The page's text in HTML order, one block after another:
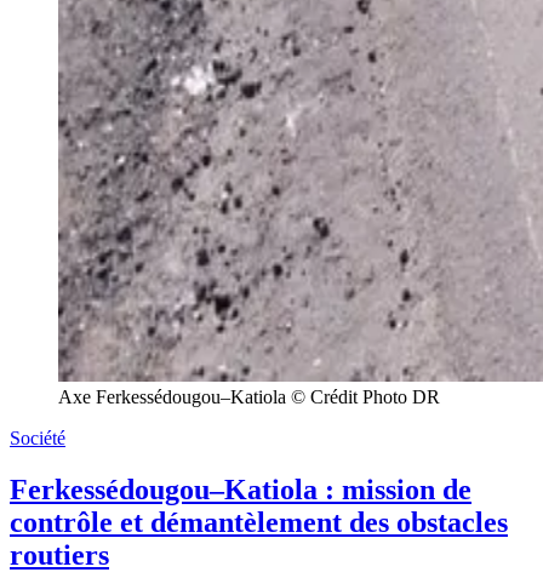
Axe Ferkessédougou–Katiola © Crédit Photo DR
Société
Ferkessédougou–Katiola : mission de
contrôle et démantèlement des obstacles
routiers